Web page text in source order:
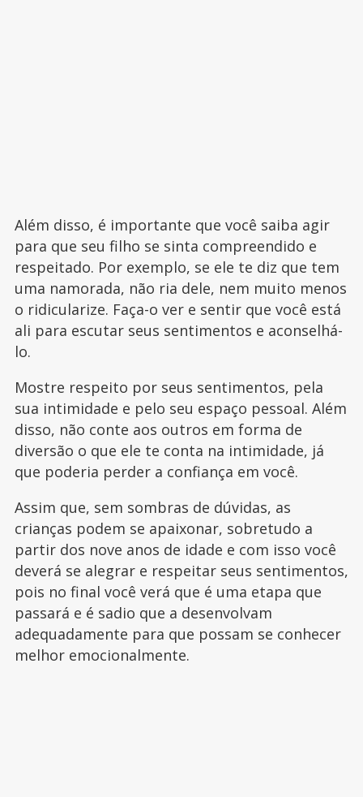
Além disso, é importante que você saiba agir
para que seu filho se sinta compreendido e
respeitado. Por exemplo, se ele te diz que tem
uma namorada, não ria dele, nem muito menos
o ridicularize. Faça-o ver e sentir que você está
ali para escutar seus sentimentos e aconselhá-
lo.
Mostre respeito por seus sentimentos, pela
sua intimidade e pelo seu espaço pessoal. Além
disso, não conte aos outros em forma de
diversão o que ele te conta na intimidade, já
que poderia perder a confiança em você.
Assim que, sem sombras de dúvidas, as
crianças podem se apaixonar, sobretudo a
partir dos nove anos de idade e com isso você
deverá se alegrar e respeitar seus sentimentos,
pois no final você verá que é uma etapa que
passará e é sadio que a desenvolvam
adequadamente para que possam se conhecer
melhor emocionalmente.